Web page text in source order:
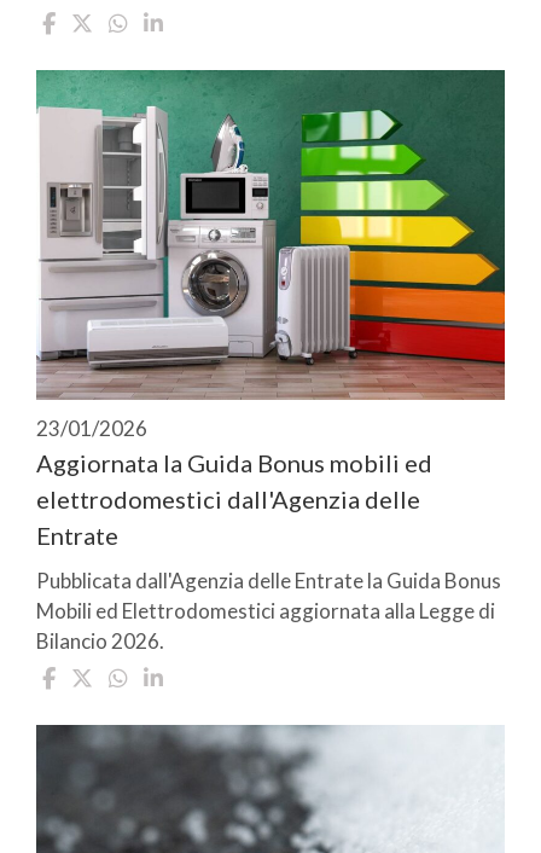
23/01/2026
Aggiornata la Guida Bonus mobili ed
elettrodomestici dall'Agenzia delle
Entrate
Pubblicata dall'Agenzia delle Entrate la Guida Bonus
Mobili ed Elettrodomestici aggiornata alla Legge di
Bilancio 2026.